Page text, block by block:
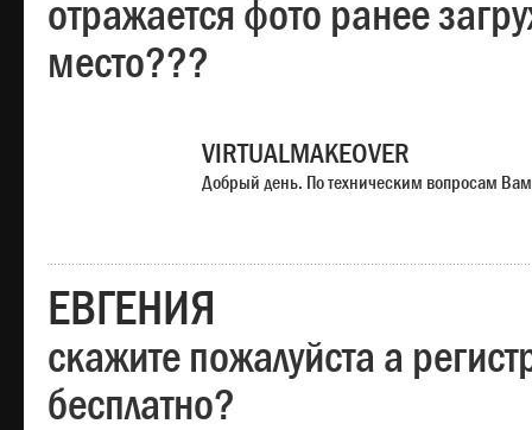
отражается фото ранее
место???
VIRTUALMAKEOVER
Добрый день. По техническим вопросам
ЕВГЕНИЯ
скажите пожалуйста а
бесплатно?